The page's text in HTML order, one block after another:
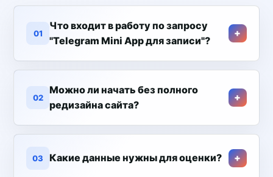
01
Что входит в работу по запросу
"Telegram Mini App для записи"?
02
Можно ли начать без полного
редизайна сайта?
03 Какие данные нужны для оценки?